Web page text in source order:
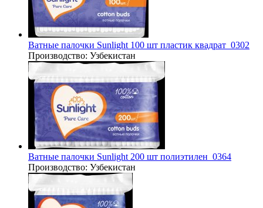
Ватные палочки Sunlight 100 шт пластик квадрат_0302
Производство: Узбекистан
Ватные палочки Sunlight 200 шт полиэтилен_0364
Производство: Узбекистан